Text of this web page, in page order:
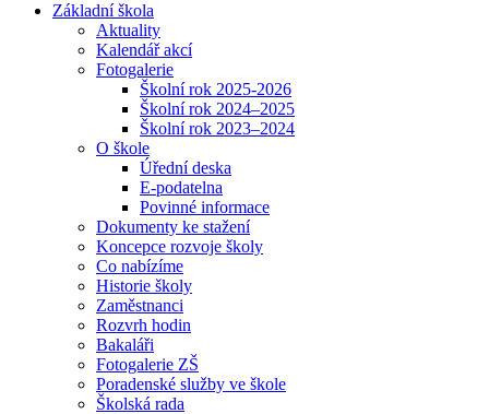
Základní škola
Aktuality
Kalendář akcí
Fotogalerie
Školní rok 2025-2026
Školní rok 2024–2025
Školní rok 2023–2024
O škole
Úřední deska
E-podatelna
Povinné informace
Dokumenty ke stažení
Koncepce rozvoje školy
Co nabízíme
Historie školy
Zaměstnanci
Rozvrh hodin
Bakaláři
Fotogalerie ZŠ
Poradenské služby ve škole
Školská rada